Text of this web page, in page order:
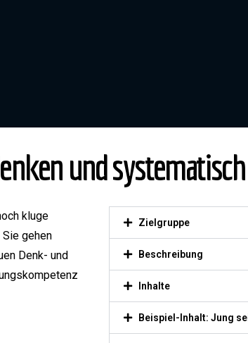
und
kluge
Sie gehen
Denk- und
Zielgruppe
Beschreibung
Inhalte
Beispiel-Inhalt: Jung